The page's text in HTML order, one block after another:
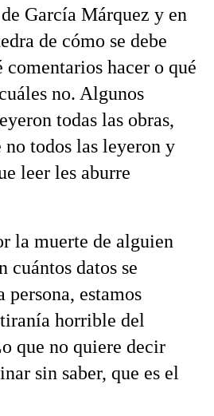
García Márquez y en
de cómo se debe
hacer o qué
no. Algunos
todas las obras,
no todos las leyeron y
leer les aburre
la muerte de alguien
cuántos datos se
persona, estamos
horrible del
que no quiere decir
sin saber, que es el